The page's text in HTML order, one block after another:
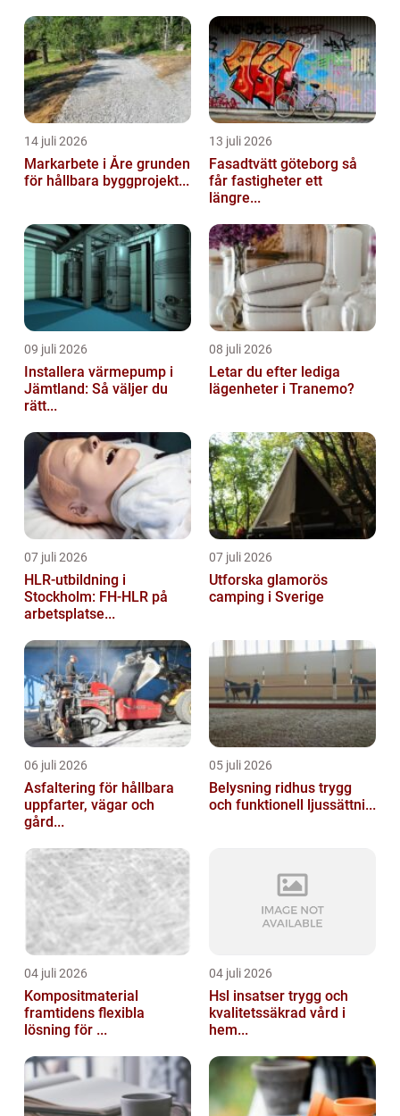
14 juli 2026
Markarbete i Åre grunden
för hållbara byggprojekt...
13 juli 2026
Fasadtvätt göteborg så
får fastigheter ett
längre...
09 juli 2026
Installera värmepump i
Jämtland: Så väljer du
rätt...
08 juli 2026
Letar du efter lediga
lägenheter i Tranemo?
07 juli 2026
HLR-utbildning i
Stockholm: FH-HLR på
arbetsplatse...
07 juli 2026
Utforska glamorös
camping i Sverige
06 juli 2026
Asfaltering för hållbara
uppfarter, vägar och
gård...
05 juli 2026
Belysning ridhus trygg
och funktionell ljussättni...
04 juli 2026
Kompositmaterial
framtidens flexibla
lösning för ...
04 juli 2026
Hsl insatser trygg och
kvalitetssäkrad vård i
hem...